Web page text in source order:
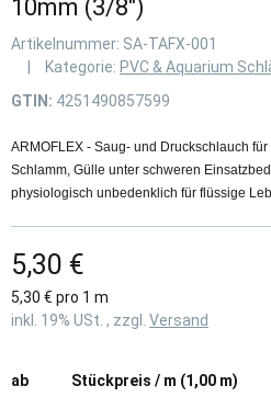
10mm (3/8")
Artikelnummer: SA-TAFX-001
Kategorie: PVC & Aquarium
GTIN: 4251490857599
ARMOFLEX - Saug- und Druckschlauch
Schlamm, Gülle unter schweren
physiologisch unbedenklich für flüssige
5,30 €
5,30 € pro 1 m
inkl. 19% USt. , zzgl. Versand
ab
Stückpreis / m (1,00 m)